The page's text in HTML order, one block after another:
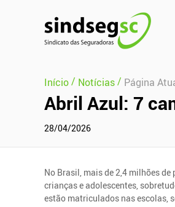
Início/ Notícias/ Página
Abril Azul: 7
28/04/2026
No Brasil, mais de 2,4 milhões
crianças e adolescentes,
estão matriculados nas escolas,